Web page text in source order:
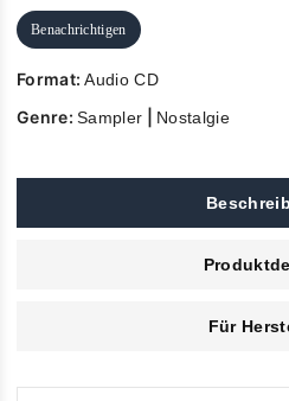
Benachrichtigen
Format:Audio CD
Genre:Sampler Nostalgie
Für